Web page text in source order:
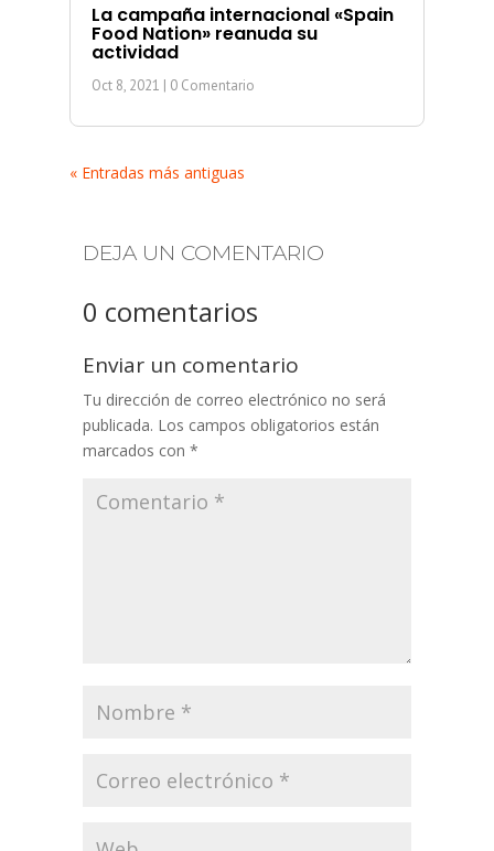
La campaña internacional «Spain
Food Nation» reanuda su
actividad
Oct 8, 2021 | 0 Comentario
« Entradas más antiguas
DEJA UN COMENTARIO
0 comentarios
Enviar un comentario
Tu dirección de correo electrónico no será
publicada. Los campos obligatorios están
marcados con *